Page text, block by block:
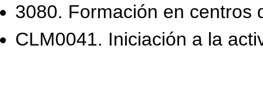
3080. Formación en centros
CLM0041. Iniciación a la